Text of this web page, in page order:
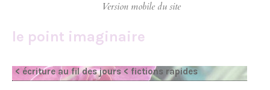
le point imaginaire
< écriture au fil des jours < fictions rapides